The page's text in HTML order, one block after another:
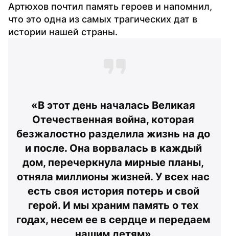
Артюхов почтил память героев и напомнил,
что это одна из самых трагических дат в
истории нашей страны.
«В этот день началась Великая
Отечественная война, которая
безжалостно разделила жизнь на до
и после. Она ворвалась в каждый
дом, перечеркнула мирные планы,
отняла миллионы жизней. У всех нас
есть своя история потерь и свой
герой. И мы храним память о тех
годах, несем ее в сердце и передаем